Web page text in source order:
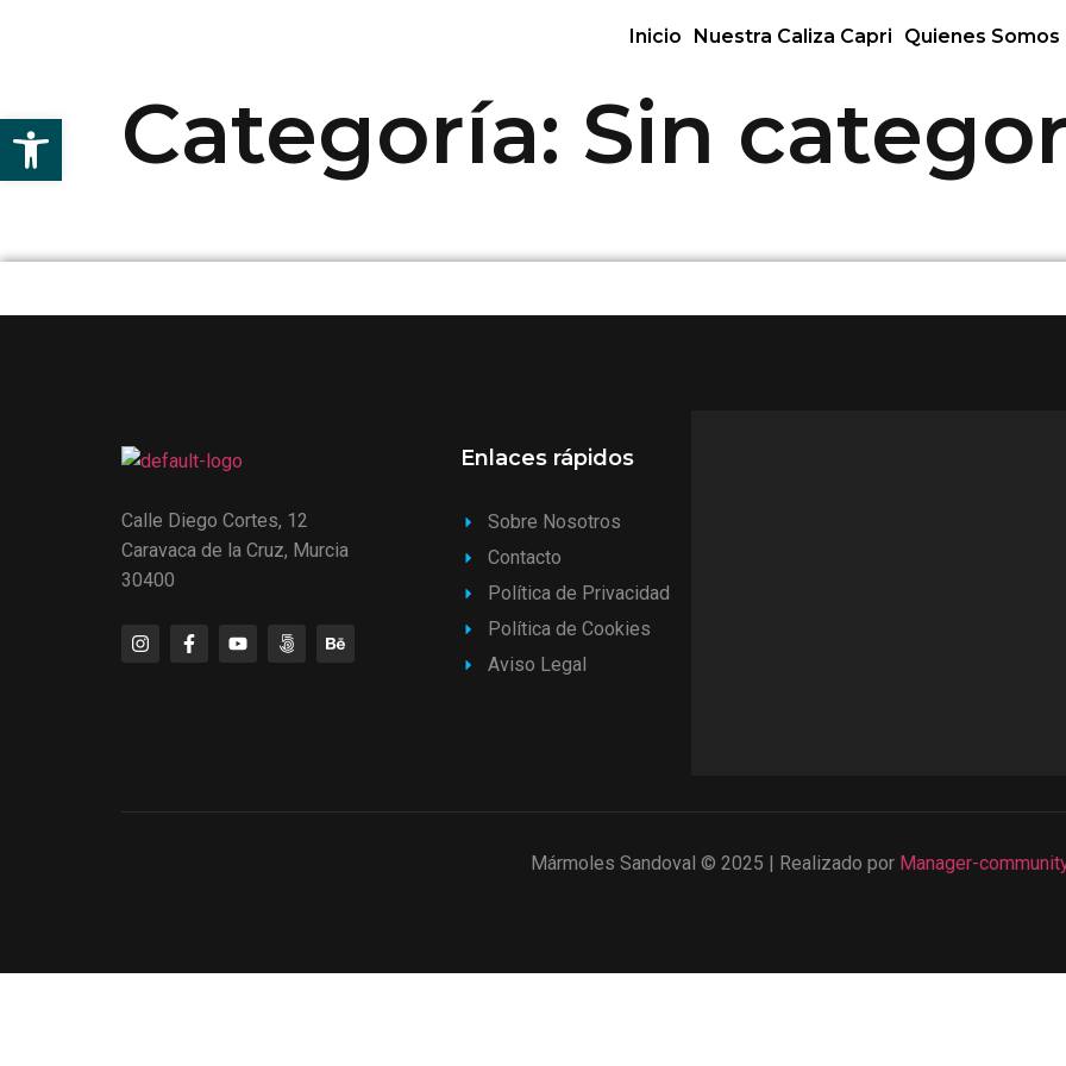
Inicio Nuestra Caliza Capri Quienes Somos
Categoría: Sin
Calle Diego Cortes, 12
Caravaca de la Cruz, Murcia
30400
Enlaces rápidos
Sobre Nosotros
Contacto
Política de Privacidad
Política de Cookies
Aviso Legal
Mármoles Sandoval © 2025 | Realizado por Manager-
Abrir barra de herramientas